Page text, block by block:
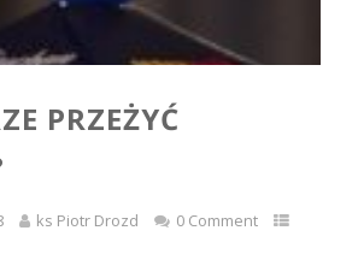
PRZEŻYĆ
ks Piotr Drozd
0 Comment